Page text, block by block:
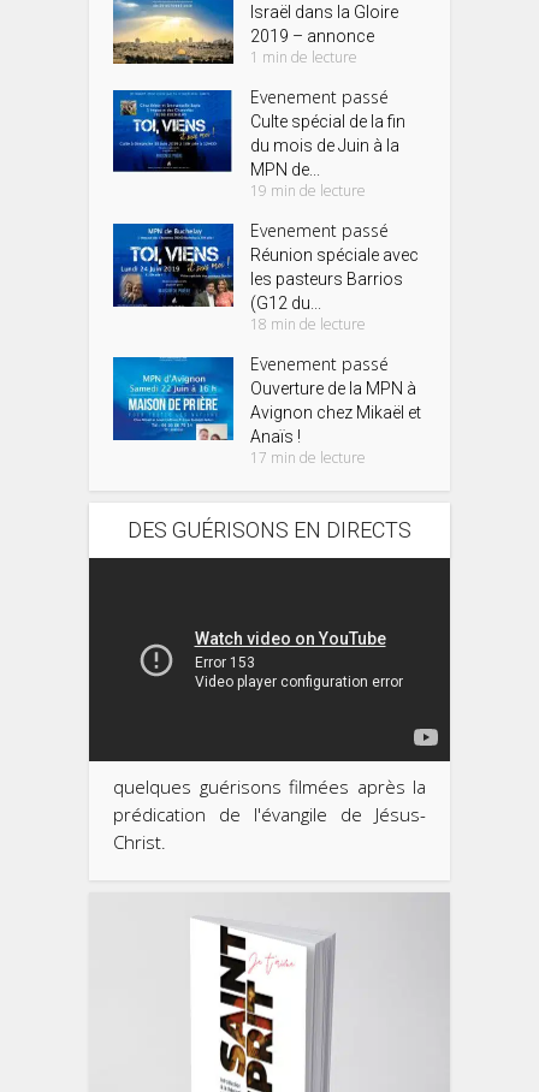
Israël dans la Gloire
2019 – annonce
1 min de lecture
Evenement passé
Culte spécial de la fin
du mois de Juin à la
MPN de...
19 min de lecture
Evenement passé
Réunion spéciale avec
les pasteurs Barrios
(G12 du...
18 min de lecture
Evenement passé
Ouverture de la MPN à
Avignon chez Mikaël et
Anaïs !
17 min de lecture
DES GUÉRISONS EN DIRECTS
quelques guérisons filmées après la
prédication de l'évangile de Jésus-
Christ.